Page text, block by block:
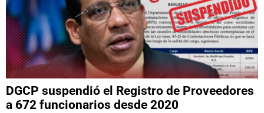
DGCP suspendió el Registro de Proveedores
a 672 funcionarios desde 2020